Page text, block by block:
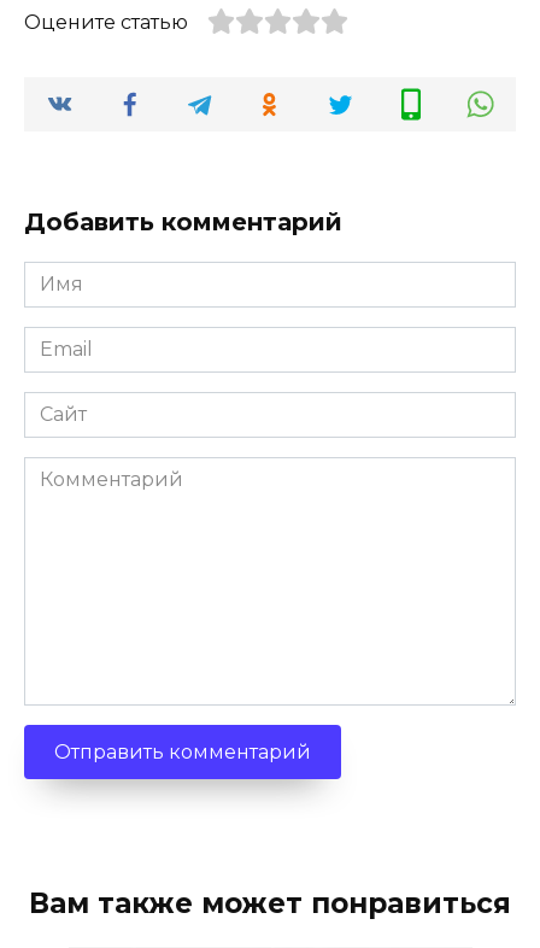
Оцените статью
Добавить комментарий
Имя
Email
Сайт
Комментарий
Вам также может понравиться